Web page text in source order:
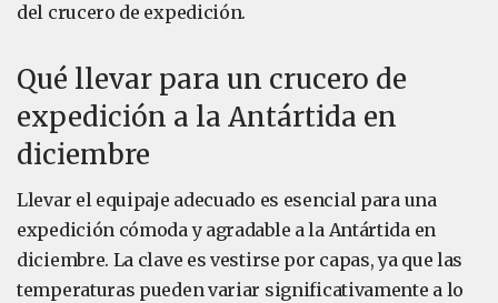
del crucero de expedición.
Qué llevar para un crucero de
expedición a la Antártida en
diciembre
Llevar el equipaje adecuado es esencial para una
expedición cómoda y agradable a la Antártida en
diciembre. La clave es vestirse por capas, ya que las
temperaturas pueden variar significativamente a lo